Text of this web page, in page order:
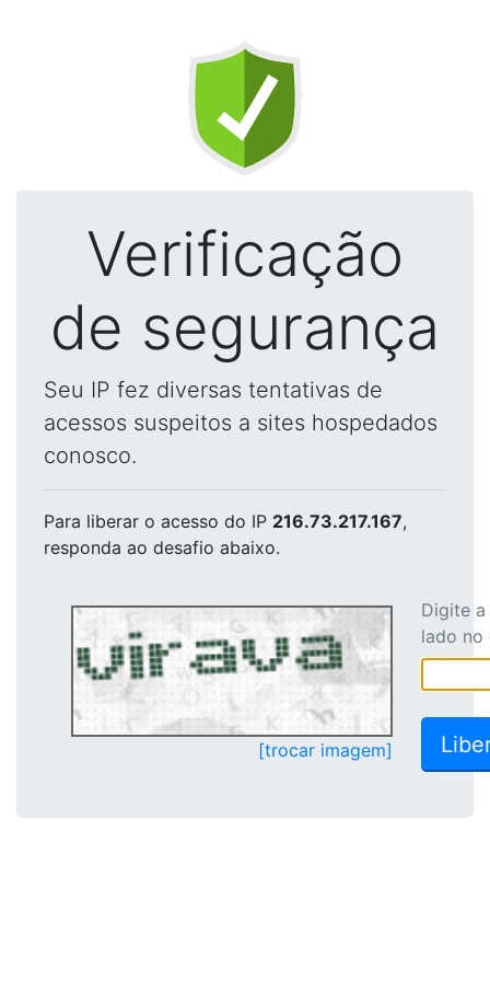
Verificação
de segurança
Seu IP fez diversas tentativas de
acessos suspeitos a sites hospedados
conosco.
Para liberar o acesso do IP 216.73.217.167,
responda ao desafio abaixo.
[trocar imagem]
Digite
lado no